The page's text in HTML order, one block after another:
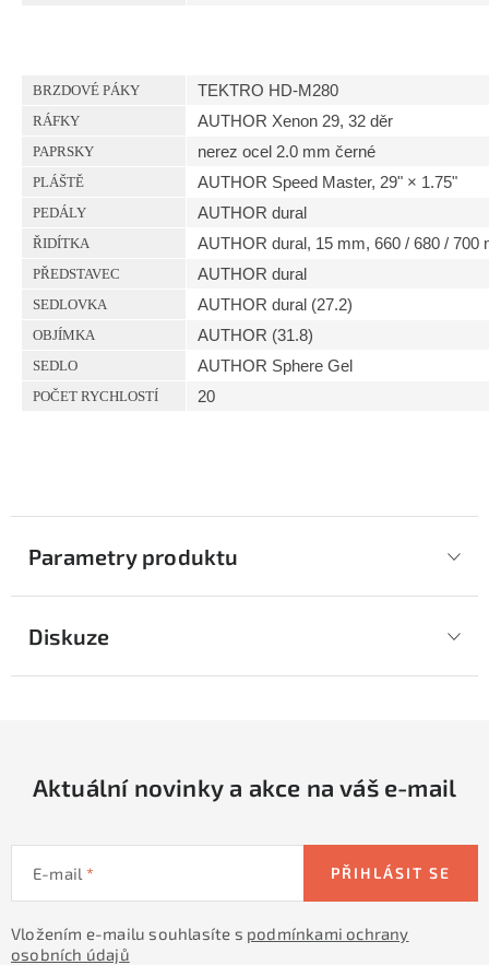
BRZDOVÉ PÁKY TEKTRO HD-M280
RÁFKY AUTHOR Xenon 29, 32 děr
PAPRSKY nerez ocel 2.0 mm černé
PLÁŠTĚ AUTHOR Speed Master, 29" × 1.75"
PEDÁLY AUTHOR dural
ŘIDÍTKA AUTHOR dural, 15 mm, 660 / 680 / 700
PŘEDSTAVEC AUTHOR dural
SEDLOVKA AUTHOR dural (27.2)
OBJÍMKA AUTHOR (31.8)
SEDLO AUTHOR Sphere Gel
POČET RYCHLOSTÍ 20
Parametry produktu
Diskuze
Aktuální novinky a akce na váš e-mail
E-mail
Vložením e-mailu souhlasíte s podmínkami ochrany
osobních údajů
PŘIHLÁSIT SE